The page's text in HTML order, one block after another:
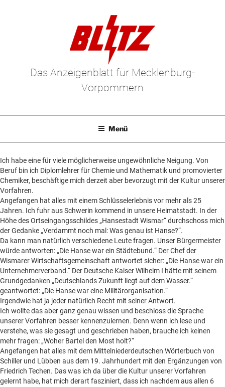
Das Anzeigenblatt für Mecklenburg-
Vorpommern
Menü
E-Paper
Leserbriefe
Beilagen online
Kontakt
Ich habe eine für viele möglicherweise ungewöhnliche Neigung. Von
Beruf bin ich Diplomlehrer für Chemie und Mathematik und promovierter
Chemiker, beschäftige mich derzeit aber bevorzugt mit der Kultur unserer
Vorfahren.
Angefangen hat alles mit einem Schlüsselerlebnis vor mehr als 25
Jahren. Ich fuhr aus Schwerin kommend in unsere Heimatstadt. In der
Höhe des Ortseingangsschildes „Hansestadt Wismar“ durchschoss mich
der Gedanke „Verdammt noch mal: Was genau ist Hanse?“.
Da kann man natürlich verschiedene Leute fragen. Unser Bürgermeister
würde antworten: „Die Hanse war ein Städtebund.“ Der Chef der
Wismarer Wirtschaftsgemeinschaft antwortet sicher: „Die Hanse war ein
Unternehmerverband.“ Der Deutsche Kaiser Wilhelm I hätte mit seinem
Grundgedanken „Deutschlands Zukunft liegt auf dem Wasser.“
geantwortet: „Die Hanse war eine Militärorganisation.“
Irgendwie hat ja jeder natürlich Recht mit seiner Antwort.
Ich wollte das aber ganz genau wissen und beschloss die Sprache
unserer Vorfahren besser kennenzulernen. Denn wenn ich lese und
verstehe, was sie gesagt und geschrieben haben, brauche ich keinen
mehr fragen: „Woher Bartel den Most holt?“
Angefangen hat alles mit dem Mittelniederdeutschen Wörterbuch von
Schiller und Lübben aus dem 19. Jahrhundert mit den Ergänzungen von
Friedrich Techen. Das was ich da über die Kultur unserer Vorfahren
gelernt habe, hat mich derart fasziniert, dass ich nachdem aus allen 6